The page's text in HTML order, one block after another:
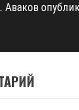
Аваков